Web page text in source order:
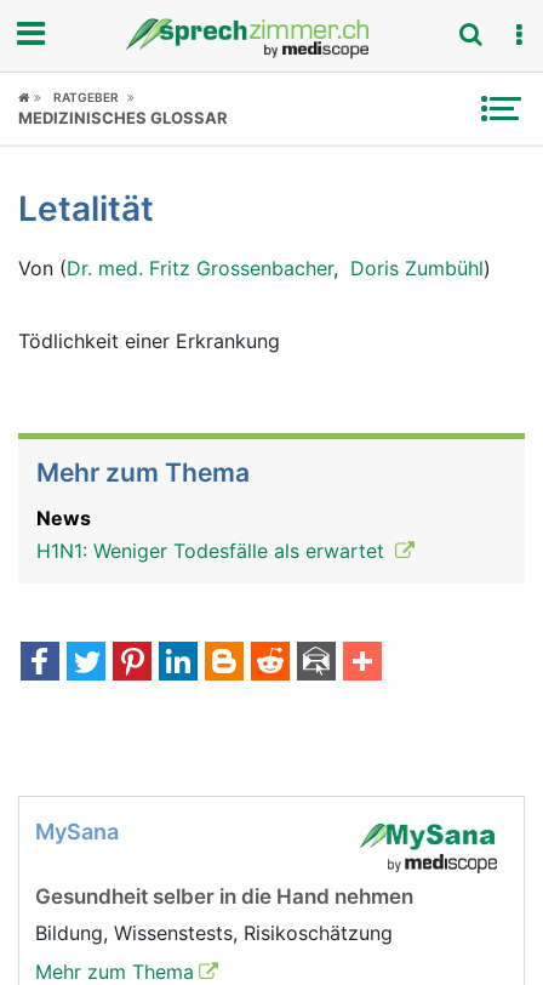
Fokus
Symptome
Untersuchungen
News
RATGEBER
MEDIZINISCHES GLOSSAR
Letalität
Von (Dr. med. Fritz Grossenbacher, Doris Zumbühl)
Tödlichkeit einer Erkrankung
Mehr zum Thema
News
H1N1: Weniger Todesfälle als erwartet
MySana
Gesundheit selber in die Hand nehmen
Bildung, Wissenstests, Risikoschätzung
Mehr zum Thema